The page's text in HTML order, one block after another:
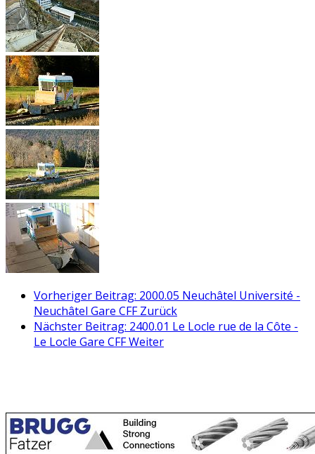
Vorheriger Beitrag: 2000.05 Neuchâtel Université -
Neuchâtel Gare CFFZurück
Nächster Beitrag: 2400.01 Le Locle rue de la Côte -
Le Locle Gare CFFWeiter